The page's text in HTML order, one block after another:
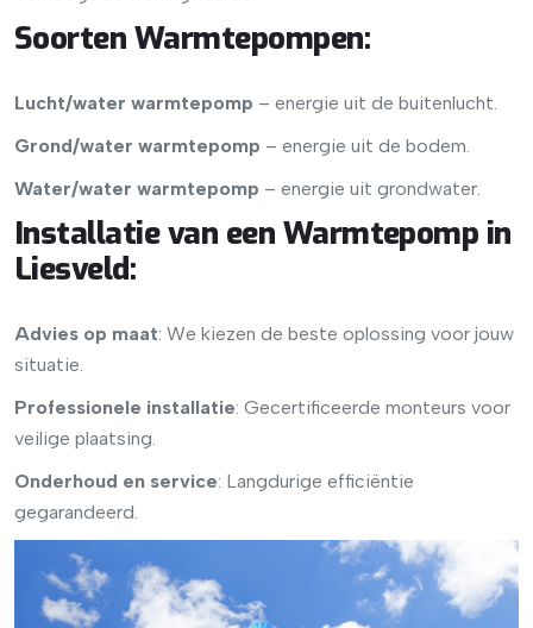
Soorten Warmtepompen:
Lucht/water warmtepomp – energie uit de buitenlucht.
Grond/water warmtepomp – energie uit de bodem.
Water/water warmtepomp – energie uit grondwater.
Installatie van een Warmtepomp in
Liesveld:
Advies op maat: We kiezen de beste oplossing voor jouw
situatie.
Professionele installatie: Gecertificeerde monteurs voor
veilige plaatsing.
Onderhoud en service: Langdurige efficiëntie
gegarandeerd.